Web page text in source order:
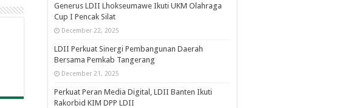
Generus LDII Lhokseumawe Ikuti UKM Olahraga
Cup I Pencak Silat
December 22, 2025
LDII Perkuat Sinergi Pembangunan Daerah
Bersama Pemkab Tangerang
December 21, 2025
Perkuat Peran Media Digital, LDII Banten Ikuti
Rakorbid KIM DPP LDII